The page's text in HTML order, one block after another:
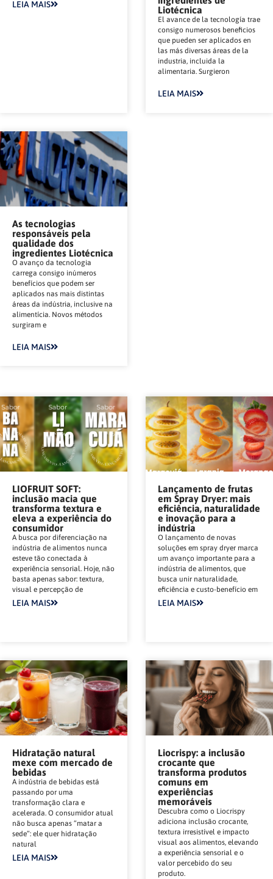
LEIA MAIS
Liotécnica
El avance de la tecnología trae
consigo numerosos beneficios
que pueden ser aplicados en
las más diversas áreas de la
industria, incluida la
alimentaria. Surgieron
LEIA MAIS
As tecnologias
responsáveis pela
qualidade dos
ingredientes Liotécnica
O avanço da tecnologia
carrega consigo inúmeros
benefícios que podem ser
aplicados nas mais distintas
áreas da indústria, inclusive na
alimentícia. Novos métodos
surgiram e
LEIA MAIS
LIOFRUIT SOFT:
inclusão macia que
transforma textura e
eleva a experiência do
consumidor
A busca por diferenciação na
indústria de alimentos nunca
esteve tão conectada à
experiência sensorial. Hoje, não
basta apenas sabor: textura,
visual e percepção de
LEIA MAIS
Lançamento de frutas
em Spray Dryer: mais
eficiência, naturalidade
e inovação para a
indústria
O lançamento de novas
soluções em spray dryer marca
um avanço importante para a
indústria de alimentos, que
busca unir naturalidade,
eficiência e custo-benefício em
LEIA MAIS
Hidratação natural
mexe com mercado de
bebidas
A indústria de bebidas está
passando por uma
transformação clara e
acelerada. O consumidor atual
não busca apenas “matar a
sede”: ele quer hidratação
natural
LEIA MAIS
Liocrispy: a inclusão
crocante que
transforma produtos
comuns em
experiências
memoráveis
Descubra como o Liocrispy
adiciona inclusão crocante,
textura irresistível e impacto
visual aos alimentos, elevando
a experiência sensorial e o
valor percebido do seu
produto.